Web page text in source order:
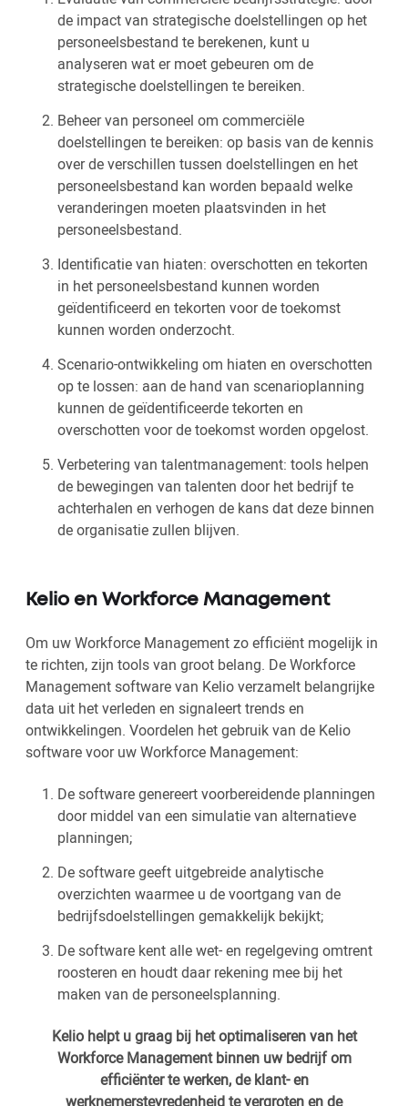
de impact van strategische doelstellingen op het
personeelsbestand te berekenen, kunt u
analyseren wat er moet gebeuren om de
strategische doelstellingen te bereiken.
Beheer van personeel om commerciële
doelstellingen te bereiken: op basis van de kennis
over de verschillen tussen doelstellingen en het
personeelsbestand kan worden bepaald welke
veranderingen moeten plaatsvinden in het
personeelsbestand.
Identificatie van hiaten: overschotten en tekorten
in het personeelsbestand kunnen worden
geïdentificeerd en tekorten voor de toekomst
kunnen worden onderzocht.
Scenario-ontwikkeling om hiaten en overschotten
op te lossen: aan de hand van scenarioplanning
kunnen de geïdentificeerde tekorten en
overschotten voor de toekomst worden opgelost.
Verbetering van talentmanagement: tools helpen
de bewegingen van talenten door het bedrijf te
achterhalen en verhogen de kans dat deze binnen
de organisatie zullen blijven.
Kelio en Workforce Management
Om uw Workforce Management zo efficiënt mogelijk in
te richten, zijn tools van groot belang. De Workforce
Management software van Kelio verzamelt belangrijke
data uit het verleden en signaleert trends en
ontwikkelingen. Voordelen het gebruik van de Kelio
software voor uw Workforce Management:
De software genereert voorbereidende planningen
door middel van een simulatie van alternatieve
planningen;
De software geeft uitgebreide analytische
overzichten waarmee u de voortgang van de
bedrijfsdoelstellingen gemakkelijk bekijkt;
De software kent alle wet- en regelgeving omtrent
roosteren en houdt daar rekening mee bij het
maken van de personeelsplanning.
Kelio helpt u graag bij het optimaliseren van het
Workforce Management binnen uw bedrijf om
efficiënter te werken, de klant- en
werknemerstevredenheid te vergroten en de